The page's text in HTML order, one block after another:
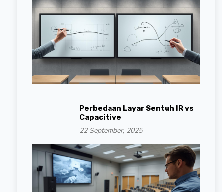
Perbedaan Layar Sentuh IR vs
Capacitive
22 September, 2025